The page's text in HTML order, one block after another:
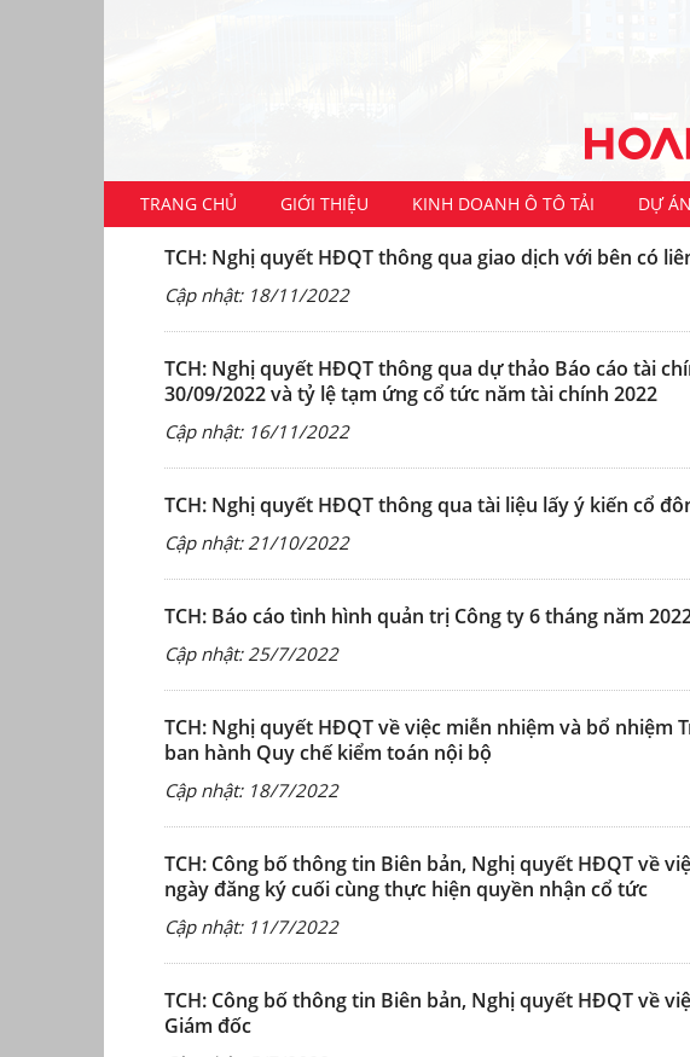
TRANG CHỦ GIỚI THIỆU KINH DOANH Ô TÔ TẢI DỰ
TCH: Nghị quyết HĐQT thông qua giao dịch với bên có
Cập nhật: 18/11/2022
TCH: Nghị quyết HĐQT thông qua dự thảo Báo cáo tài
30/09/2022 và tỷ lệ tạm ứng cổ tức năm tài chính 2022
Cập nhật: 16/11/2022
TCH: Nghị quyết HĐQT thông qua tài liệu lấy ý kiến cổ
Cập nhật: 21/10/2022
TCH: Báo cáo tình hình quản trị Công ty 6 tháng năm
Cập nhật: 25/7/2022
TCH: Nghị quyết HĐQT về việc miễn nhiệm và bổ nhiệm
ban hành Quy chế kiểm toán nội bộ
Cập nhật: 18/7/2022
TCH: Công bố thông tin Biên bản, Nghị quyết HĐQT về
ngày đăng ký cuối cùng thực hiện quyền nhận cổ tức
Cập nhật: 11/7/2022
TCH: Công bố thông tin Biên bản, Nghị quyết HĐQT về
Giám đốc